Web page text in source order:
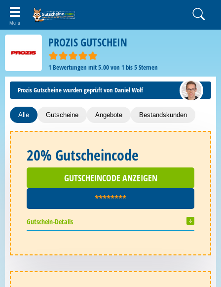
PROZIS GUTSCHEIN
1 Bewertungen mit5.00von 1 bis5Sternen
Prozis Gutscheine wurden geprüft von Daniel Wolf
Alle Gutscheine Angebote Bestandskunden
20% Gutscheincode
GUTSCHEINCODE ANZEIGEN
********
Gutschein-Details